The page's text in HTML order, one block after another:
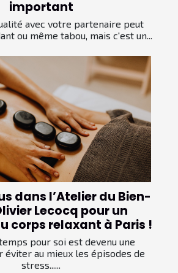
important
avec votre partenaire peut
ou même tabou, mais c'est un...
dans l’Atelier du Bien-
Lecocq pour un
corps relaxant à Paris !
pour soi est devenu une
éviter au mieux les épisodes de
stress......